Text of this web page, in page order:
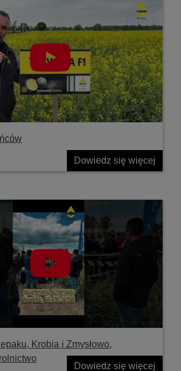
Dowiedz się więcej
Krobia i Zmysłowo,
Dowiedz się więcej